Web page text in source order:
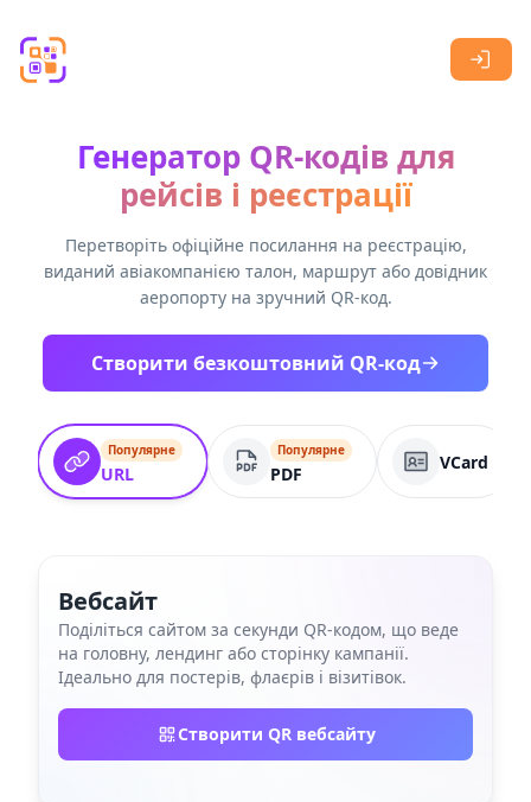
Генератор QR-кодів для
рейсів і реєстрації
Перетворіть офіційне посилання на реєстрацію,
виданий авіакомпанією талон, маршрут або довідник
аеропорту на зручний QR-код.
Створити безкоштовний QR-код
Популярне
URL
Популярне
PDF
VCard
Вебсайт
Поділіться сайтом за секунди QR‑кодом, що веде
на головну, лендинг або сторінку кампанії.
Ідеально для постерів, флаєрів і візитівок.
Створити QR вебсайту